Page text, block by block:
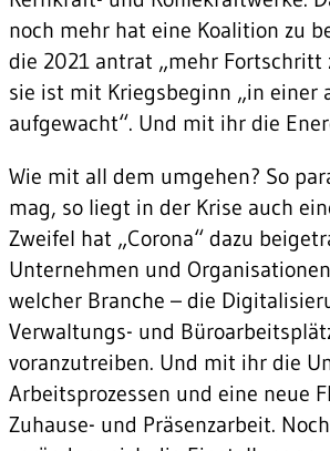
noch mehr hat eine Koalition zu
die 2021 antrat „mehr Fortschritt
sie ist mit Kriegsbeginn „in einer
aufgewacht“. Und mit ihr die
Wie mit all dem umgehen? So
mag, so liegt in der Krise auch
Zweifel hat „Corona“ dazu
Unternehmen und
welcher Branche – die
Verwaltungs- und
voranzutreiben. Und mit ihr die
Arbeitsprozessen und eine neue
Zuhause- und Präsenzarbeit.